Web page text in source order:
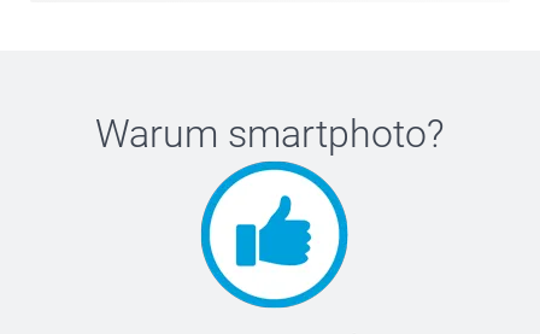
Warum smartphoto?